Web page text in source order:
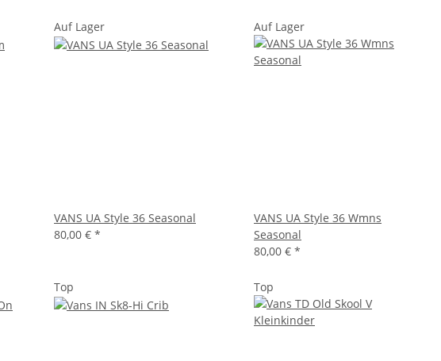
Auf Lager
VANS UA Style 36 Seasonal
80,00 € *
Auf Lager
VANS UA Style 36 Wmns
Seasonal
80,00 € *
Top Top